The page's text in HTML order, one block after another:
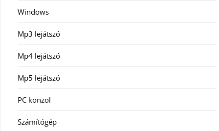
Windows
Mp3 lejátszó
Mp4 lejátszó
Mp5 lejátszó
PC konzol
Számítógép